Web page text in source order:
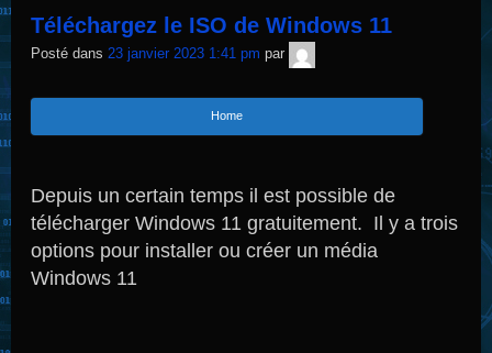
a
dans
Téléchargez le ISO de Windows 11
Posté dans 23 janvier 2023 1:41 pm par
Sécurité
Home
Depuis un certain temps il est possible de
télécharger Windows 11 gratuitement. Il y a trois
options pour installer ou créer un média
Windows 11